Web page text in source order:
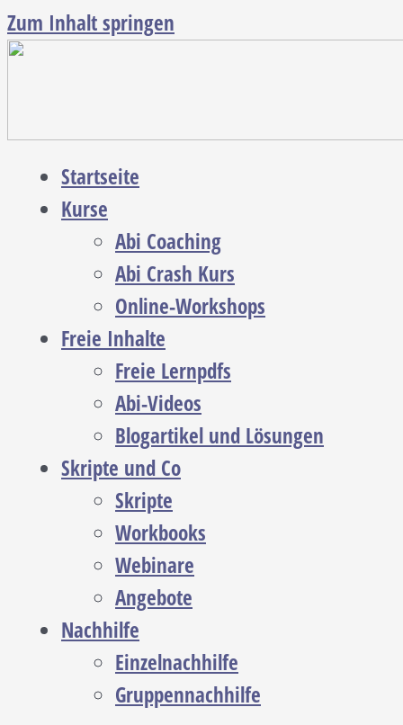
Zum Inhalt springen
Startseite
Kurse
Abi Coaching
Abi Crash Kurs
Online-Workshops
Freie Inhalte
Freie Lernpdfs
Abi-Videos
Blogartikel und Lösungen
Skripte und Co
Skripte
Workbooks
Webinare
Angebote
Nachhilfe
Einzelnachhilfe
Gruppennachhilfe